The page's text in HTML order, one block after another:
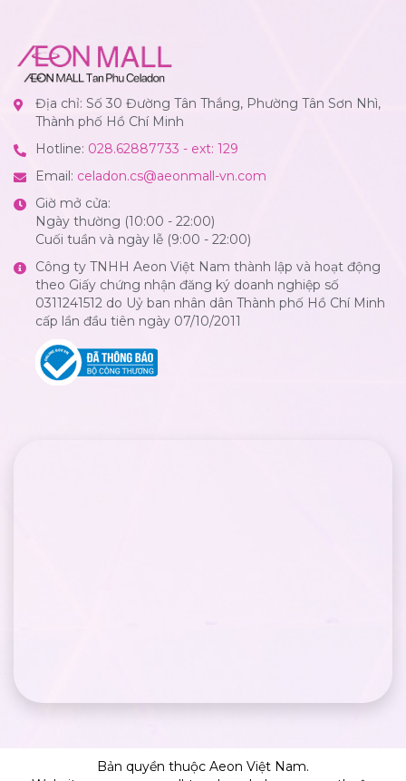
Địa chỉ: Số 30 Đường Tân Thắng, Phường Tân Sơn Nhì,
Thành phố Hồ Chí Minh
Hotline: 028.62887733 - ext: 129
Email: celadon.cs@aeonmall-vn.com
Giờ mở cửa:
Ngày thường (10:00 - 22:00)
Cuối tuần và ngày lễ (9:00 - 22:00)
Công ty TNHH Aeon Việt Nam thành lập và hoạt động
theo Giấy chứng nhận đăng ký doanh nghiệp số
0311241512 do Uỷ ban nhân dân Thành phố Hồ Chí Minh
cấp lần đầu tiên ngày 07/10/2011
Bản quyền thuộc Aeon Việt Nam.